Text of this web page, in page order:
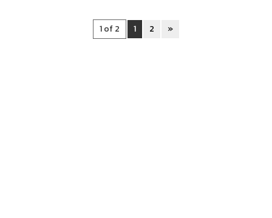
1 of 2 1 2 »